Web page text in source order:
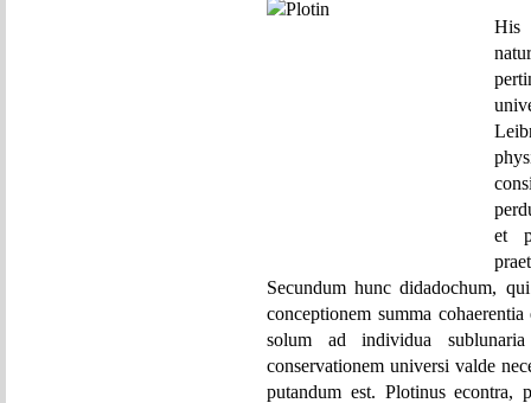
His
et
Secundum hunc didadochum,
conceptionem summa
solum ad individua
conservationem universi valde
putandum est. Plotinus econtra,